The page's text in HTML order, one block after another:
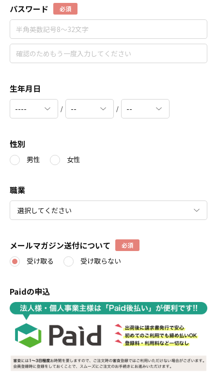
パスワード 必須
生年月日
/ /
性別
男性 女性
職業
メールマガジン送付について 必須
受け取る 受け取らない
Paidの申込